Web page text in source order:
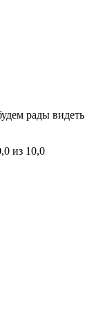
рады видеть
из 10,0